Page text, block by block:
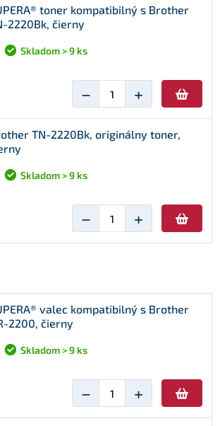
toner kompatibilný s Brother
2220Bk, čierny
Skladom > 9 ks
− +
TN-2220Bk, originálny toner,
Skladom > 9 ks
− +
valec kompatibilný s Brother
2200, čierny
Skladom > 9 ks
− +